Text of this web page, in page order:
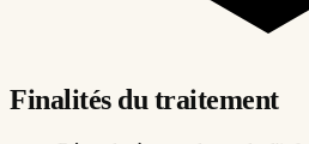
Finalités du traitement